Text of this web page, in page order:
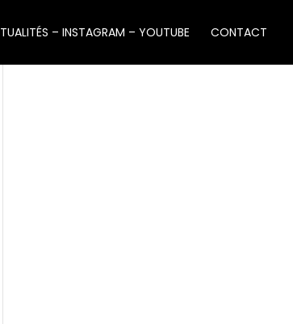
– INSTAGRAM – YOUTUBE CONTACT